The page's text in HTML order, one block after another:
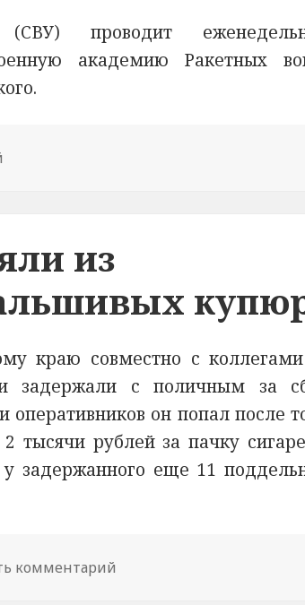
проводит
академию Ракетных
из
краю совместно с
задержали с поличным за
он попал после
тысячи рублей за пачку
задержанного еще 11
комментарий